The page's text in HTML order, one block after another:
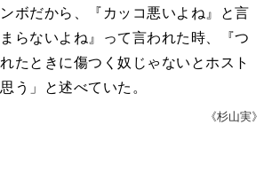
ボだから、『カッコ悪いよね』と言
らないよね』って言われた時、『つ
たときに傷つく奴じゃないとホスト
う」と述べていた。
《杉山実》